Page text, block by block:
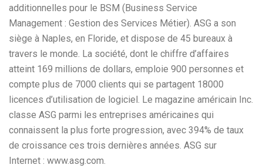
additionnelles pour le BSM (Business Service
Management : Gestion des Services Métier). ASG a son
siège à Naples, en Floride, et dispose de 45 bureaux à
travers le monde. La société, dont le chiffre d’affaires
atteint 169 millions de dollars, emploie 900 personnes et
compte plus de 7000 clients qui se partagent 18000
licences d’utilisation de logiciel. Le magazine américain Inc.
classe ASG parmi les entreprises américaines qui
connaissent la plus forte progression, avec 394% de taux
de croissance ces trois dernières années. ASG sur
Internet : www.asg.com.